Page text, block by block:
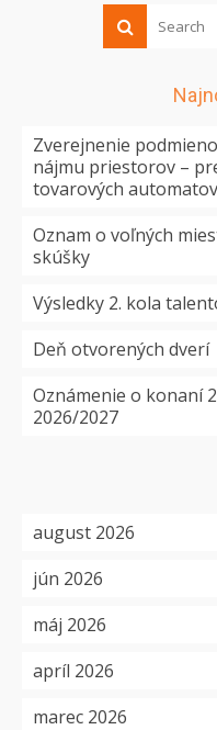
Zverejnenie
nájmu priestorov –
tovarových automatov
Oznam o voľných
skúšky
Výsledky 2. kola
Deň otvorených dverí
Oznámenie o konaní
2026/2027
august 2026
jún 2026
máj 2026
apríl 2026
marec 2026